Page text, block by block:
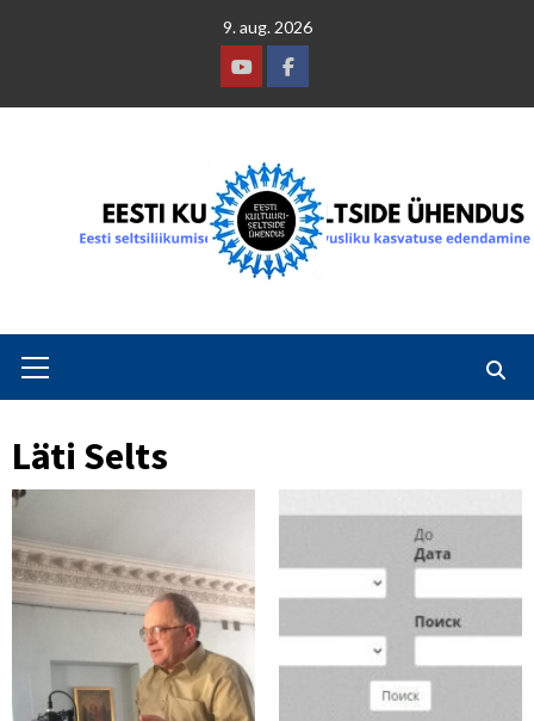
9. aug. 2026
YoutubeFacebook
Menu
Läti Selts